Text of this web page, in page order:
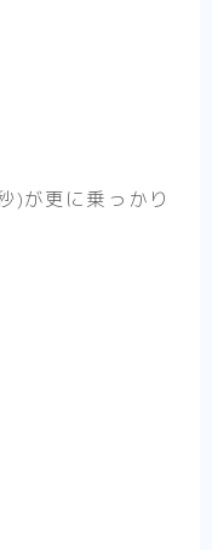
)が更に乗っかり